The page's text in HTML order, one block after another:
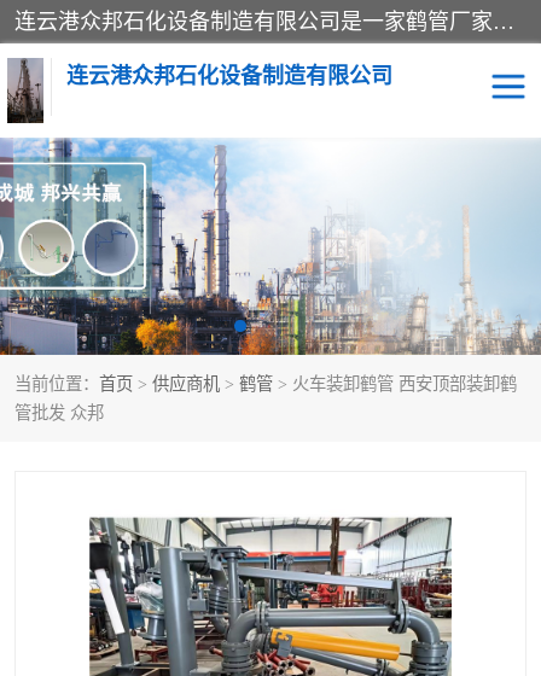
连云港众邦石化设备制造有限公司是一家鹤管厂家主营：鹤管、装车鹤管等，是致力于石油、石化等流体装卸设备(主要产品如鹤管、输油臂、脱缆钩等)的咨询、设计、制造、检测、安装指导、系统调试、维修维护等业务的公司。
连云港众邦石化设备制造有限公司
当前位置： 首页 > 供应商机 > 鹤管 > 火车装卸鹤管 西安顶部装卸鹤
管批发 众邦
鹤管 顶部装卸鹤管
底部装卸鹤管 LNG低温鹤管
液氨鹤管 液化气鹤管
鹤管配件 活动梯栈台